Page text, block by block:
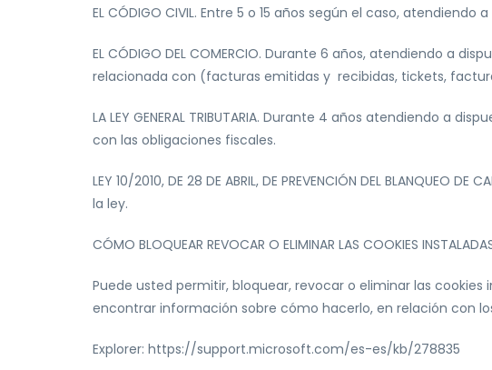
EL CÓDIGO CIVIL. Entre 5 o 15 años según el caso,
EL CÓDIGO DEL COMERCIO. Durante 6 años, atendiendo a
relacionada con (facturas emitidas y recibidas, tickets,
LA LEY GENERAL TRIBUTARIA. Durante 4 años atendiendo
con las obligaciones fiscales.
LEY 10/2010, DE 28 DE ABRIL, DE PREVENCIÓN DEL BLANQUEO
la ley.
CÓMO BLOQUEAR REVOCAR O ELIMINAR LAS COOKIES
Puede usted permitir, bloquear, revocar o eliminar las
encontrar información sobre cómo hacerlo, en relación con
Explorer: https://support.microsoft.com/es-es/kb/278835